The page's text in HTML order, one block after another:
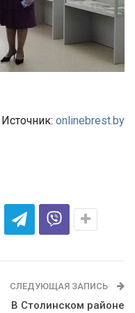
Источник: onlinebrest.by
СЛЕДУЮЩАЯ ЗАПИСЬ
В Столинском районе